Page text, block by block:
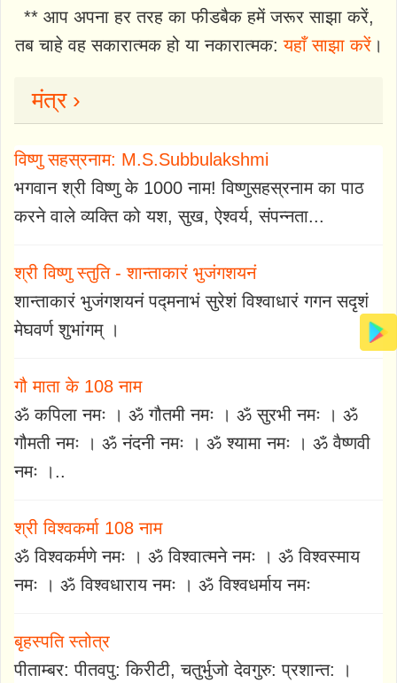
** आप अपना हर तरह का फीडबैक हमें जरूर साझा करें,
तब चाहे वह सकारात्मक हो या नकारात्मक:यहाँ साझा करें।
मंत्र ›
विष्णु सहस्रनाम: M.S.Subbulakshmi
भगवान श्री विष्णु के 1000 नाम! विष्णुसहस्रनाम का पाठ
करने वाले व्यक्ति को यश, सुख, ऐश्वर्य, संपन्नता...
श्री विष्णु स्तुति - शान्ताकारं भुजंगशयनं
शान्ताकारं भुजंगशयनं पद्मनाभं सुरेशं विश्वाधारं गगन सदृशं
मेघवर्ण शुभांगम् ।
गौ माता के 108 नाम
ॐ कपिला नमः । ॐ गौतमी नमः । ॐ सुरभी नमः । ॐ
गौमती नमः । ॐ नंदनी नमः । ॐ श्यामा नमः । ॐ वैष्णवी
नमः ।..
श्री विश्वकर्मा 108 नाम
ॐ विश्वकर्मणे नमः । ॐ विश्वात्मने नमः । ॐ विश्वस्माय
नमः । ॐ विश्वधाराय नमः । ॐ विश्वधर्माय नमः
बृहस्पति स्तोत्र
पीताम्बर: पीतवपु: किरीटी, चतुर्भुजो देवगुरु: प्रशान्त: ।